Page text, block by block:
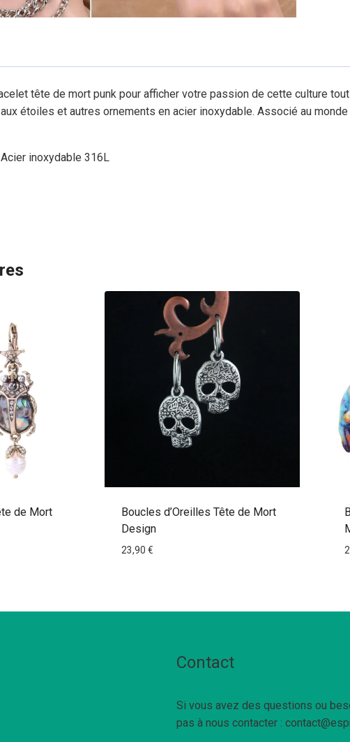
tête de mort punk pour afficher votre passion de cette culture
étoiles et autres ornements en acier inoxydable. Associé au
inoxydable 316L
de Mort
Boucles d’Oreilles Tête de Mort
Design
23,90 €
Contact
Si vous avez des questions ou
pas à nous contacter :